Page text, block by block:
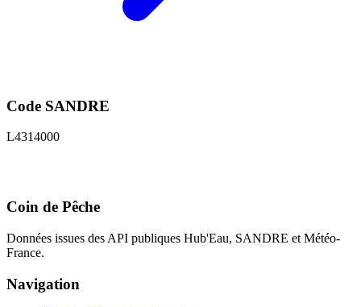
Code SANDRE
L4314000
Coin de Pêche
Données issues des API publiques Hub'Eau, SANDRE et Météo-
France.
Navigation